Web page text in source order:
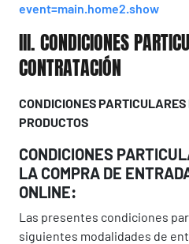
event=main.home2.show
III. CONDICIONES
CONTRATACIÓN
CONDICIONES
PRODUCTOS
CONDICIONES
LA COMPRA DE
ONLINE:
Las presentes condiciones
siguientes modalidades de